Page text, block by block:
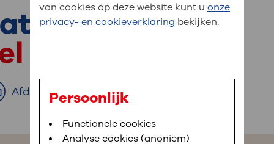
navigatie
bent u naar op
Bloedafname,MijnOLVG,Digitalisering
medische gegevens
In MijnOLVG kunt u uw medische
het u uitkomt. OLVG breidt MijnOLVG
van Chirurgie
Afdrukken
van cookies op deze website kunt u onze
privacy- en cookieverklaring bekijken.
Persoonlijk
Functionele cookies
Analyse cookies (anoniem)